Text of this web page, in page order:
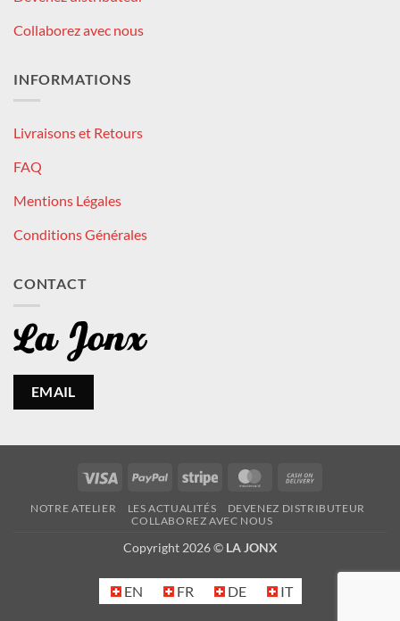
Collaborez avec nous
INFORMATIONS
Livraisons et Retours
FAQ
Mentions Légales
Conditions Générales
CONTACT
EMAIL
Visa PayPal Stripe MasterCard
Delivery
NOTRE ATELIER LES ACTUALITÉS
DEVENEZ DISTRIBUTEUR
COLLABOREZ AVEC NOUS
Copyright 2026 © LA JONX
EN FR DE IT